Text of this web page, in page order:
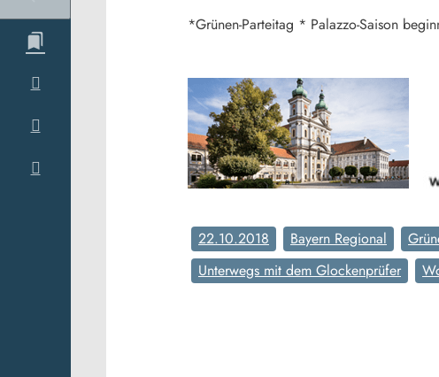
*Grünen-Parteitag * Palazzo-Saison
22.10.2018 Bayern Regional
Unterwegs mit dem Glockenprüfer